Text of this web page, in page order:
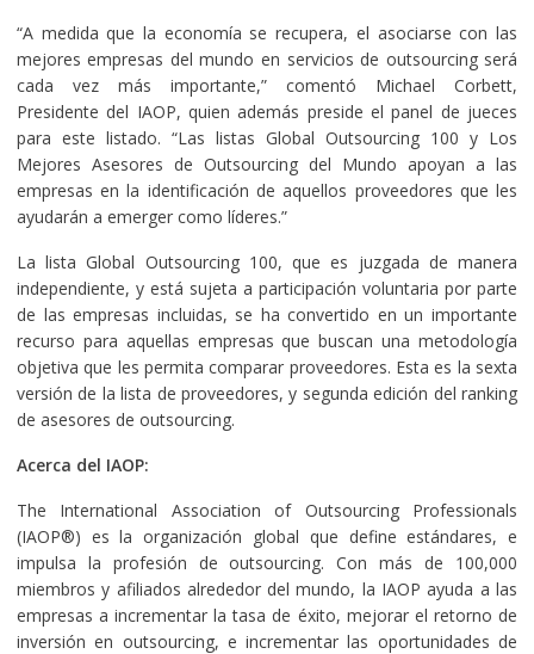
“A medida que la economía se recupera, el asociarse con las
mejores empresas del mundo en servicios de outsourcing será
cada vez más importante,” comentó Michael Corbett,
Presidente del IAOP, quien además preside el panel de jueces
para este listado. “Las listas Global Outsourcing 100 y Los
Mejores Asesores de Outsourcing del Mundo apoyan a las
empresas en la identificación de aquellos proveedores que les
ayudarán a emerger como líderes.”
La lista Global Outsourcing 100, que es juzgada de manera
independiente, y está sujeta a participación voluntaria por parte
de las empresas incluidas, se ha convertido en un importante
recurso para aquellas empresas que buscan una metodología
objetiva que les permita comparar proveedores. Esta es la sexta
versión de la lista de proveedores, y segunda edición del ranking
de asesores de outsourcing.
Acerca del IAOP:
The International Association of Outsourcing Professionals
(IAOP®) es la organización global que define estándares, e
impulsa la profesión de outsourcing. Con más de 100,000
miembros y afiliados alrededor del mundo, la IAOP ayuda a las
empresas a incrementar la tasa de éxito, mejorar el retorno de
inversión en outsourcing, e incrementar las oportunidades de